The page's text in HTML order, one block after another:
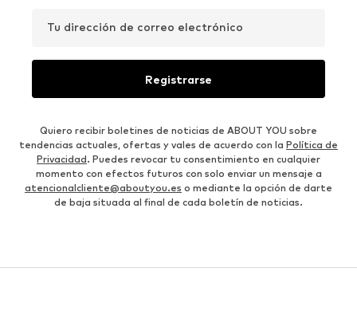
Tu dirección de correo electrónico
Registrarse
Quiero recibir boletines de noticias de ABOUT YOU sobre
tendencias actuales, ofertas y vales de acuerdo con la Política de
Privacidad. Puedes revocar tu consentimiento en cualquier
momento con efectos futuros con solo enviar un mensaje a
atencionalcliente@aboutyou.es o mediante la opción de darte
de baja situada al final de cada boletín de noticias.